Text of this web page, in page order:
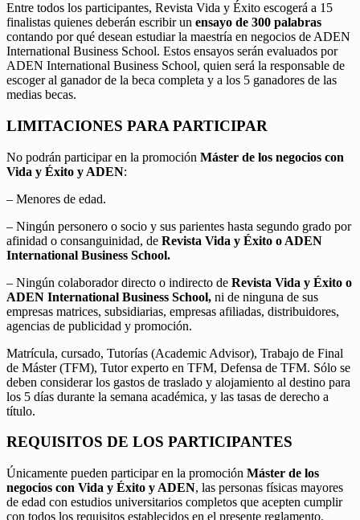
Entre todos los participantes, Revista Vida y Éxito escogerá a 15
finalistas quienes deberán escribir un ensayo de 300 palabras
contando por qué desean estudiar la maestría en negocios de ADEN
International Business School. Estos ensayos serán evaluados por
ADEN International Business School, quien será la responsable de
escoger al ganador de la beca completa y a los 5 ganadores de las
medias becas.
LIMITACIONES PARA PARTICIPAR
No podrán participar en la promoción Máster de los negocios con
Vida y Éxito y ADEN:
– Menores de edad.
– Ningún personero o socio y sus parientes hasta segundo grado por
afinidad o consanguinidad, de Revista Vida y Éxito o ADEN
International Business School.
– Ningún colaborador directo o indirecto de Revista Vida y Éxito o
ADEN International Business School, ni de ninguna de sus
empresas matrices, subsidiarias, empresas afiliadas, distribuidores,
agencias de publicidad y promoción.
Matrícula, cursado, Tutorías (Academic Advisor), Trabajo de Final
de Máster (TFM), Tutor experto en TFM, Defensa de TFM. Sólo se
deben considerar los gastos de traslado y alojamiento al destino para
los 5 días durante la semana académica, y las tasas de derecho a
título.
REQUISITOS DE LOS PARTICIPANTES
Únicamente pueden participar en la promoción Máster de los
negocios con Vida y Éxito y ADEN, las personas físicas mayores
de edad con estudios universitarios completos que acepten cumplir
con todos los requisitos establecidos en el presente reglamento.